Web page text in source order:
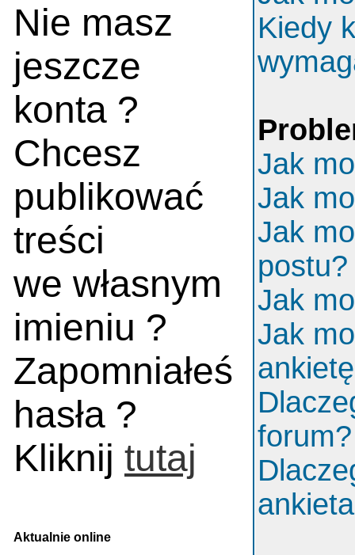
Nie masz
jeszcze
konta ?
Chcesz
publikować
treści
we własnym
imieniu ?
Zapomniałeś
hasła ?
Kliknij tutaj
Aktualnie online
Kiedy
Jak
Jak
Jak
postu?
Jak
Jak
forum?